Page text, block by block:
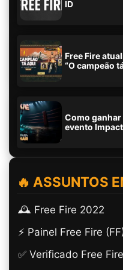
ID
Free Fire
“O campeão
Como
evento
🔥 ASSUNTOS
🕰️ Free Fire 2022
⚡ Painel Free Fire
✅ Verificado Free Fire